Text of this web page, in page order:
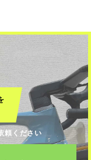
頼ください